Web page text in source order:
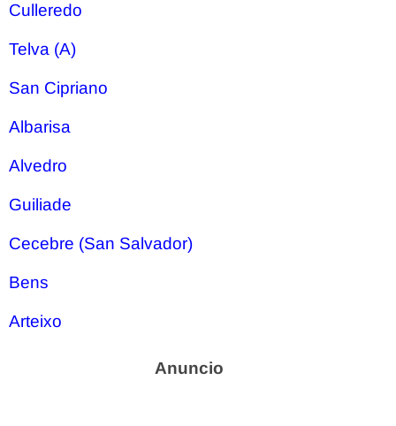
Culleredo
Telva (A)
San Cipriano
Albarisa
Alvedro
Guiliade
Cecebre (San Salvador)
Bens
Arteixo